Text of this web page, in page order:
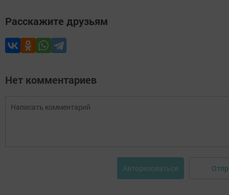
Расскажите друзьям
Нет комментариев
Авторизоваться